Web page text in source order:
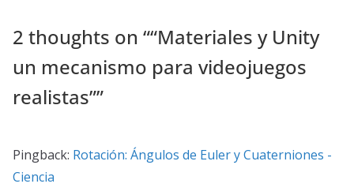
2 thoughts on ““Materiales y Unity
un mecanismo para videojuegos
realistas””
Pingback: Rotación: Ángulos de Euler y Cuaterniones -
Ciencia